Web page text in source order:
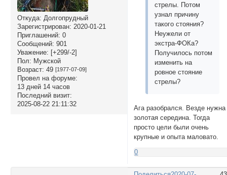
Откуда: Долгопрудный
Зарегистрирован: 2020-01-21
Приглашений: 0
Сообщений: 901
Уважение: [+299/-2]
Пол: Мужской
Возраст: 49 [1977-07-09]
Провел на форуме:
13 дней 14 часов
Последний визит:
2025-08-22 21:11:32
стрелы. Потом
узнал причину
такого стояния?
Неужели от
экстра-ФОКа?
Получилось потом
изменить на
ровное стояние
стрелы?
Ага разобрался. Везде нужна
золотая середина. Тогда
просто цели были очень
крупные и опыта маловато.
0